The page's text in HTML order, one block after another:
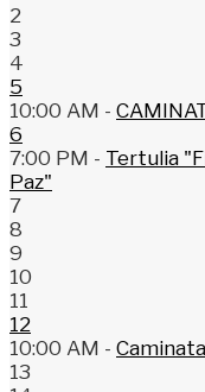
2
3
4
5
10:00 AM -
6
7:00 PM - Tertulia
Paz"
7
8
9
10
11
12
10:00 AM -
13